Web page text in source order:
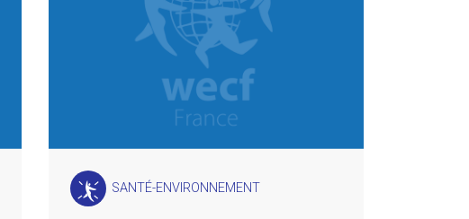
SANTÉ-ENVIRONNEMENT